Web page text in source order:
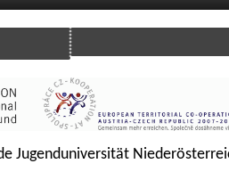
Jugenduniversität